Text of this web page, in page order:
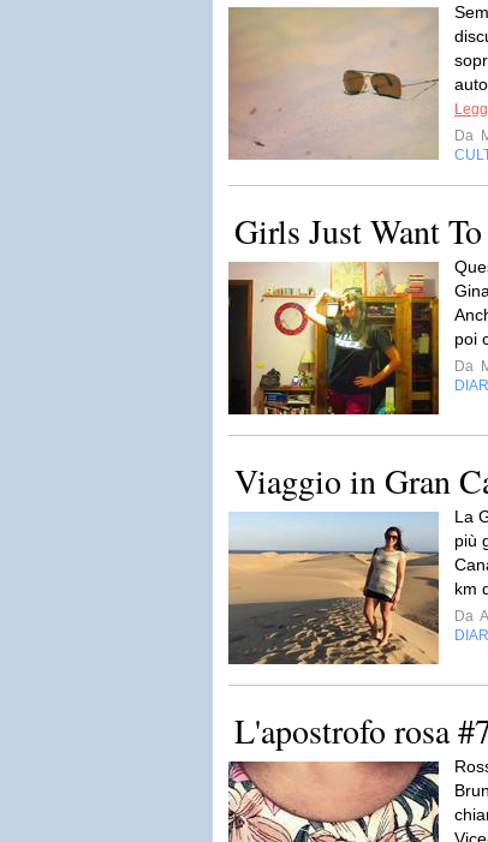
Da
Girls Just Want
poi
Da
Viaggio in Gran
La
più
km
Da
L'apostrofo rosa